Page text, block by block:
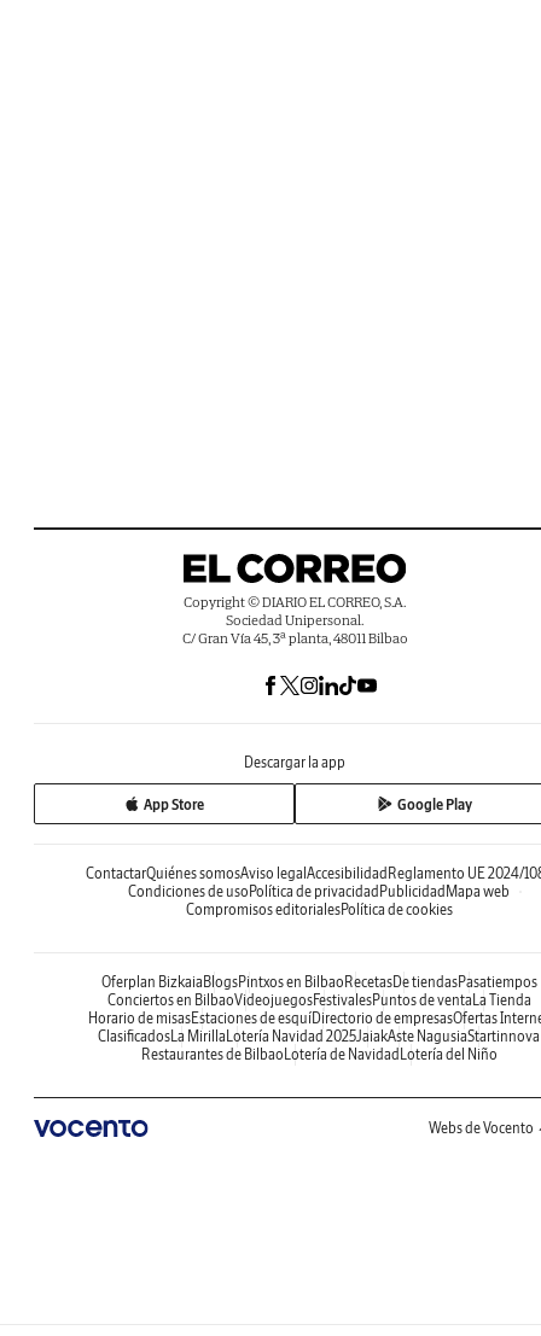
Copyright © DIARIO EL CORREO, S.A.
Sociedad Unipersonal.
C/ Gran Vía 45, 3ª planta, 48011 Bilbao
Descargar la app
App Store Google Play
ContactarQuiénes somosAviso legal Accesibilidad Reglamento UE 2024/
Condiciones de uso Política de privacidad Publicidad Mapa web
Compromisos editorialesPolítica de cookies
Oferplan Bizkaia BlogsPintxos en Bilbao RecetasDe tiendasPasatiempos
Conciertos en BilbaoVideojuegosFestivalesPuntos de venta La Tienda
Horario de misasEstaciones de esquíDirectorio de empresasOfertas
ClasificadosLa Mirilla Lotería Navidad 2025JaiakAste NagusiaStartinnova
Restaurantes de Bilbao Lotería de Navidad Lotería del Niño
Webs de Vocento